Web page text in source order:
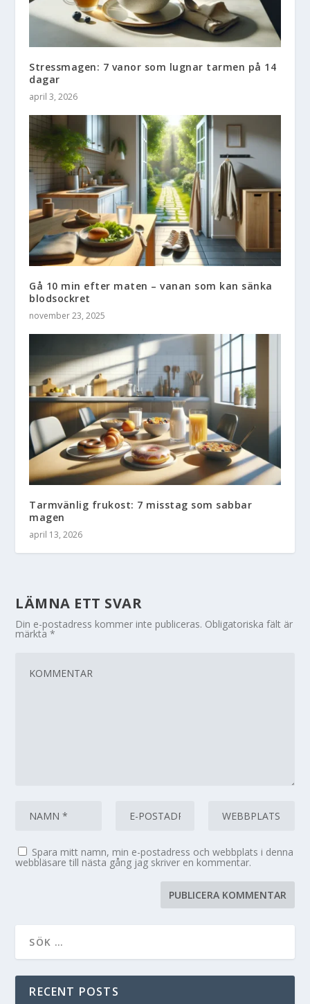
Stressmagen: 7 vanor som lugnar tarmen på 14
dagar
april 3, 2026
Gå 10 min efter maten – vanan som kan sänka
blodsockret
november 23, 2025
Tarmvänlig frukost: 7 misstag som sabbar
magen
april 13, 2026
LÄMNA ETT SVAR
Din e-postadress kommer inte publiceras. Obligatoriska fält är
märkta*
Spara mitt namn, min e-postadress och webbplats i denna
webbläsare till nästa gång jag skriver en kommentar.
RECENT POSTS